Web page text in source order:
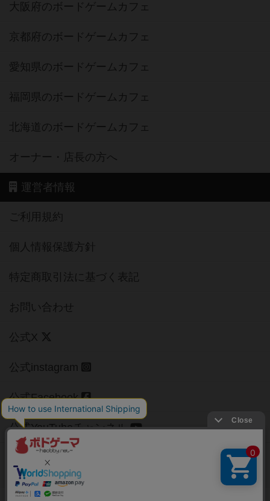
大阪府のボードゲームカフェ
京都府のボードゲームカフェ
愛知県のボードゲームカフェ
福岡県のボードゲームカフェ
北海道のボードゲームカフェ
オーナー・店長の方へ
運営者情報
ご利用規約
個人情報保護方針
特定商取引法に基づく表記
お問い合わせ
公式X
公式instagram
公式Facebook
公式YouTubeチャンネル